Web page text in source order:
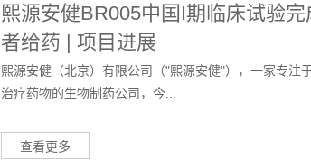
熙源安健BR005中国I期临床试验
者给药 | 项目进展
熙源安健（北京）有限公司（"熙源安健"），一家专注
治疗药物的生物制药公司，今...
查看更多